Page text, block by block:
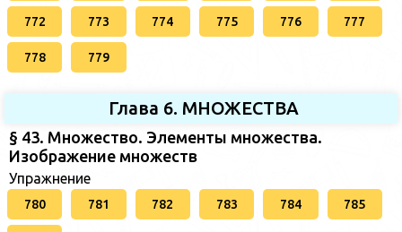
772 773 774 775 776 777
778 779
Глава 6. МНОЖЕСТВА
§ 43. Множество. Элементы множества.
Изображение множеств
Упражнение
780 781 782 783 784 785